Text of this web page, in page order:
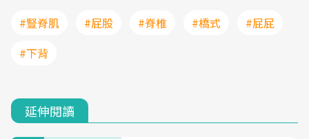
#豎脊肌 #屁股 #脊椎 #橋式
#屁屁
#下背
延伸閱讀